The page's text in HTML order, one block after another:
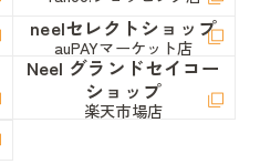
neelセレクトショップ
auPAYマーケット店
Neel グランドセイコー
ショップ
楽天市場店